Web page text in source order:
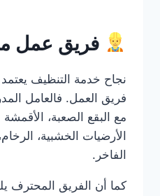
فريق عمل
نجاح خدمة التنظيف
فريق العمل. فالعامل
مع البقع الصعبة،
الأرضيات الخشبية،
الفاخر.
كما أن الفريق المحترف